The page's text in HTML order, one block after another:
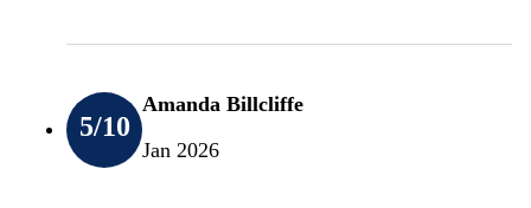
5/10
Amanda Billcliffe
Jan 2026